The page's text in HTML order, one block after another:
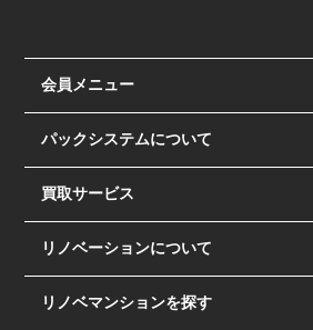
会員メニュー
パックシステムについて
買取サービス
リノベーションについて
リノベマンションを探す